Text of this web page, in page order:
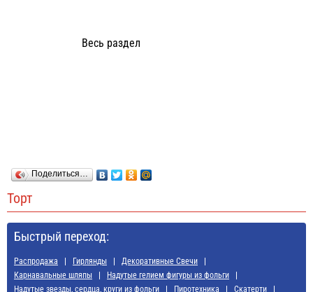
Весь раздел
Поделиться…
Торт
Быстрый переход:
Распродажа Гирлянды
Декоративные Свечи
Карнавальные шляпы
Надутые гелием фигуры из фольги
Надутые звезды, сердца, круги из фольги
Пиротехника
Скатерти